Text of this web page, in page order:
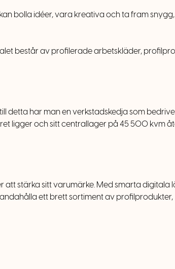
bolla idéer, vara kreativa och ta fram
består av profilerade arbetskläder,
detta har man en verkstadskedja som
ligger och sitt centrallager på 45 500 kvm
stärka sitt varumärke. Med smarta digitala
ett brett sortiment av profilprodukter,